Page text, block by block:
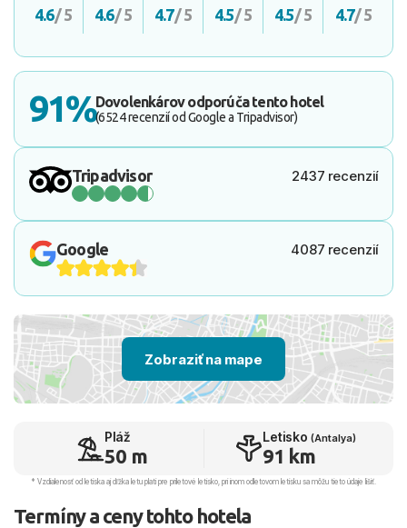
4.6/ 5 4.6/ 5 4.7/ 5 4.5/ 5 4.5/ 5 4.7/ 5
91%Dovolenkárov odporúča tento hotel
(6524 recenzií od Google a Tripadvisor)
Tripadvisor 2437 recenzií
Google 4087 recenzií
Zobraziť na mape
Pláž
50 m
Letisko (Antalya)
91 km
* Vzdialenosť od letiska aj dľžka letu platí pre príletové letisko, pri inom odletovom letisku sa môžu tieto údaje líšiť.
Termíny a ceny tohto hotela